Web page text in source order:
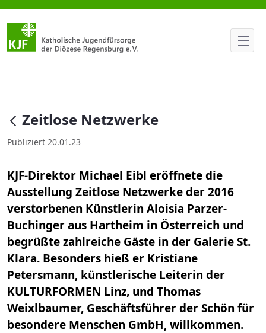
Zeitlose Netzwerke
null
Zeitlose Netzwerke
Publiziert 20.01.23
KJF-Direktor Michael Eibl eröffnete die
Ausstellung Zeitlose Netzwerke der 2016
verstorbenen Künstlerin Aloisia Parzer-
Buchinger aus Hartheim in Österreich und
begrüßte zahlreiche Gäste in der Galerie St.
Klara. Besonders hieß er Kristiane
Petersmann, künstlerische Leiterin der
KULTURFORMEN Linz, und Thomas
Weixlbaumer, Geschäftsführer der Schön für
besondere Menschen GmbH, willkommen.